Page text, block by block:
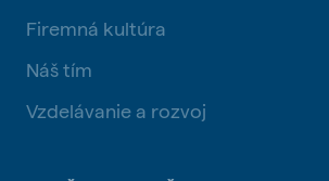
Firemná kultúra
Náš tím
Vzdelávanie a rozvoj